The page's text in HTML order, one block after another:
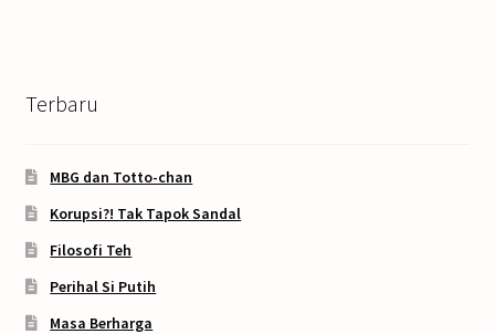
Terbaru
MBG dan Totto-chan
Korupsi?! Tak Tapok Sandal
Filosofi Teh
Perihal Si Putih
Masa Berharga